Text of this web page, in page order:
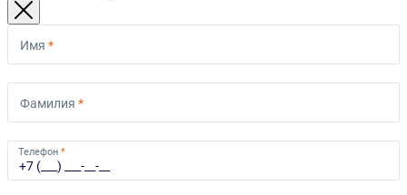
Имя *
Фамилия *
Телефон *